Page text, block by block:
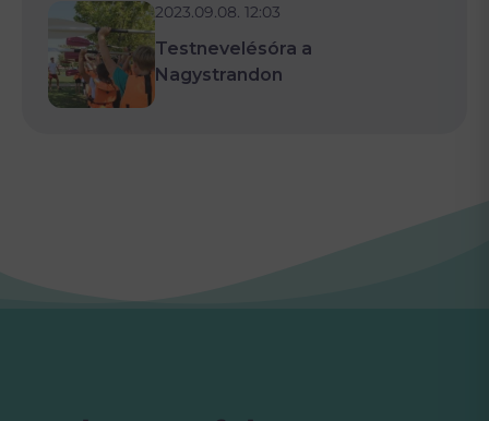
2023.09.08. 12:03
Testnevelésóra a
Nagystrandon